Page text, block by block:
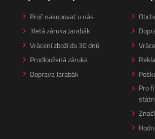
Proč nakupovat u nás
3letá záruka Jarabák
Vrácení zboží do 30 dnů
Prodloužená záruka
Doprava Jarabák
Pro